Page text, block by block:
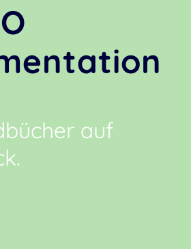
auf